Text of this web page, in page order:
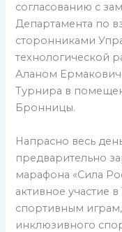
согласованию с
Департамента по
сторонниками
технологической
Аланом
Турнира в
Бронницы.
Напрасно весь
предварительно
марафона «Сила
активное участие
спортивным
инклюзивного